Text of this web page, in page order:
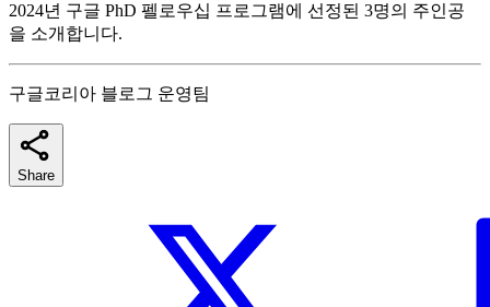
2024년 구글 PhD 펠로우십 프로그램에 선정된 3명의 주인공
을 소개합니다.
구글코리아 블로그 운영팀
Share